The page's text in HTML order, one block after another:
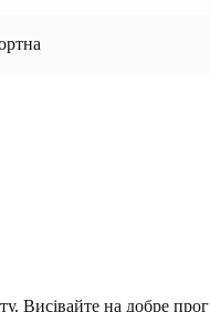
Висівайте на добре